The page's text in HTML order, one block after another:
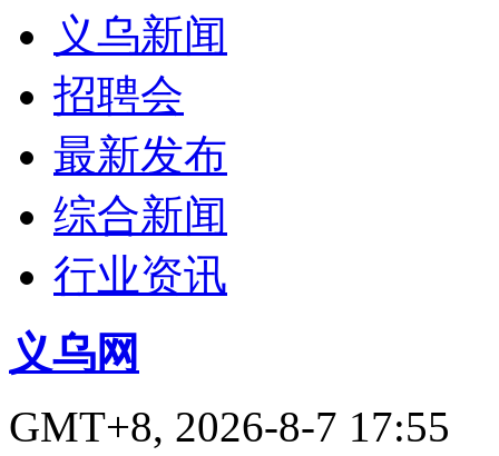
义乌新闻
招聘会
最新发布
综合新闻
行业资讯
义乌网
GMT+8, 2026-8-7 17:55